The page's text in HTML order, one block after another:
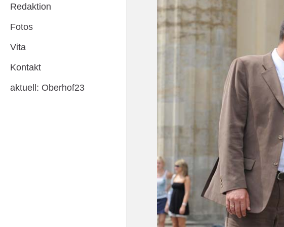
Redaktion
Fotos
Vita
Kontakt
aktuell: Oberhof23